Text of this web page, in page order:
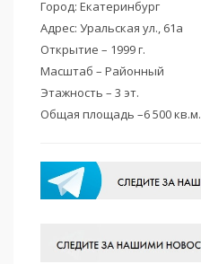
Город: Екатеринбург
Адрес: Уральская ул., 61а
Открытие – 1999 г.
Масштаб – Районный
Этажность – 3 эт.
Общая площадь –6 500 кв.м.